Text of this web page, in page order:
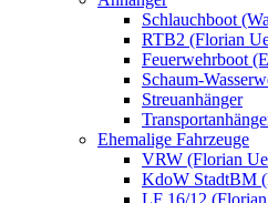
Schlauchboot
RTB2 (Florian
Feuerwehrboot
Schaum-
Streuanhänger
Ehemalige Fahrzeuge
VRW (Florian
KdoW StadtBM
LF 16/12